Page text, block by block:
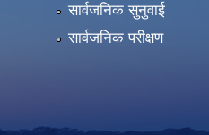
सार्वजनिक सुनुवाई
सार्वजनिक परीक्षण